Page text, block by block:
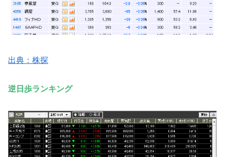
出典：株探
逆日歩ランキング